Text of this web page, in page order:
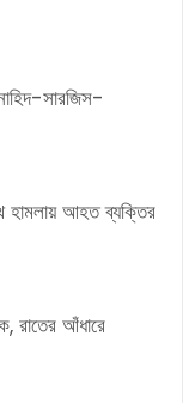
সারজিস-
হামলায় আহত ব্যক্তির
রাতের আঁধারে